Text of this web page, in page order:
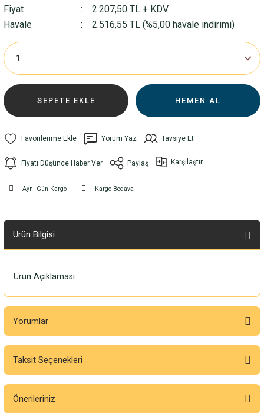
Fiyat
2.207,50 TL + KDV
Havale
2.516,55 TL (%5,00 havale indirimi)
SEPETE EKLE HEMEN AL
Yorum Yaz Tavsiye Et
Fiyatı Düşünce Haber Ver Paylaş Karşılaştır
Aynı Gün Kargo Kargo Bedava
Ürün Bilgisi
Ürün Açıklaması
Yorumlar
Bu ürüne ilk yorumu siz yapın!
Taksit Seçenekleri
Önerileriniz